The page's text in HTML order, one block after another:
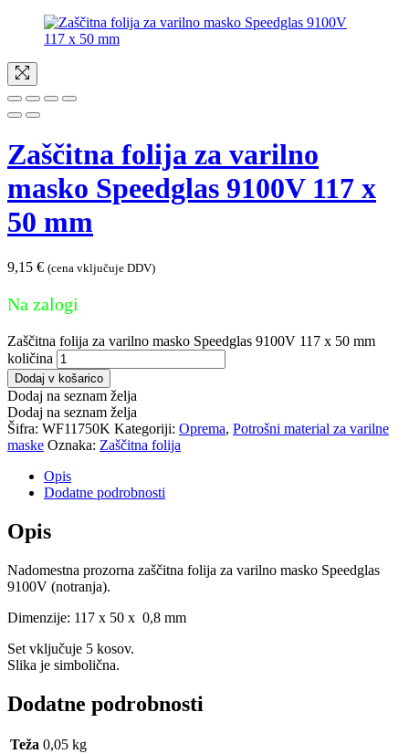
Zaščitna folija za varilno
masko Speedglas 9100V 117 x
50 mm
9,15 € (cena vključuje DDV)
Na zalogi
Zaščitna folija za varilno masko Speedglas 9100V 117 x 50 mm
količina
Dodaj v košarico
Dodaj na seznam želja
Dodaj na seznam želja
Šifra: WF11750K Kategoriji: Oprema, Potrošni material za varilne
maske Oznaka: Zaščitna folija
Opis
Dodatne podrobnosti
Opis
Nadomestna prozorna zaščitna folija za varilno masko Speedglas
9100V (notranja).
Dimenzije: 117 x 50 x 0,8 mm
Set vključuje 5 kosov.
Slika je simbolična.
Dodatne podrobnosti
Teža 0,05 kg